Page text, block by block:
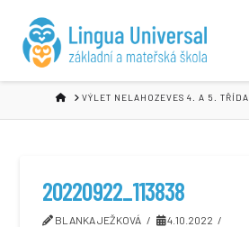
HOMEVÝLET NELAHOZEVES 4. A 5. TŘÍDA
20220922_113838
BLANKA JEŽKOVÁ 4.10.2022